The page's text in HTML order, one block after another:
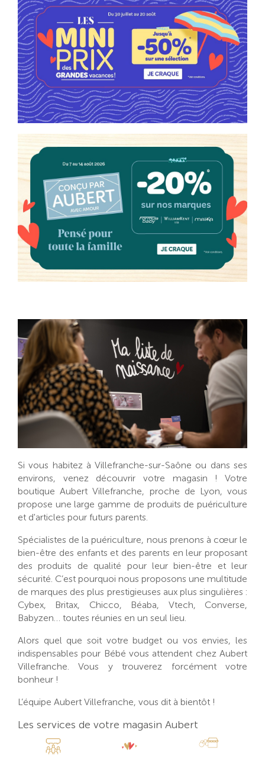
Si vous habitez à Villefranche-sur-Saône ou dans ses
environs, venez découvrir votre magasin ! Votre
boutique Aubert Villefranche, proche de Lyon, vous
propose une large gamme de produits de puériculture
et d'articles pour futurs parents.
Spécialistes de la puériculture, nous prenons à cœur le
bien-être des enfants et des parents en leur proposant
des produits de qualité pour leur bien-être et leur
sécurité. C’est pourquoi nous proposons une multitude
de marques des plus prestigieuses aux plus singulières :
Cybex, Britax, Chicco, Béaba, Vtech, Converse,
Babyzen… toutes réunies en un seul lieu.
Alors quel que soit votre budget ou vos envies, les
indispensables pour Bébé vous attendent chez Aubert
Villefranche. Vous y trouverez forcément votre
bonheur !
L’équipe Aubert Villefranche, vous dit à bientôt !
Les services de votre magasin Aubert